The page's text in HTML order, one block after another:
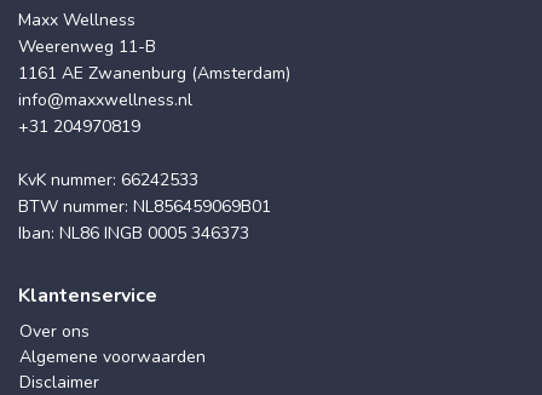
Maxx Wellness
Weerenweg 11-B
1161 AE Zwanenburg (Amsterdam)
info@maxxwellness.nl
+31 204970819
KvK nummer: 66242533
BTW nummer: NL856459069B01
Iban: NL86 INGB 0005 346373
Klantenservice
Over ons
Algemene voorwaarden
Disclaimer